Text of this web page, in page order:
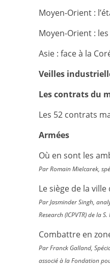
Moyen-Orient :
Moyen-Orient :
Asie : face à la
Veilles
Les contrats du
Les 52 contrats
Armées
Où en sont les
Par Romain Mielcarek,
Le siège de la
Par Jasminder Singh,
Research (ICPVTR) de la
Combattre en
Par Franck Galland,
associé à la Fondation